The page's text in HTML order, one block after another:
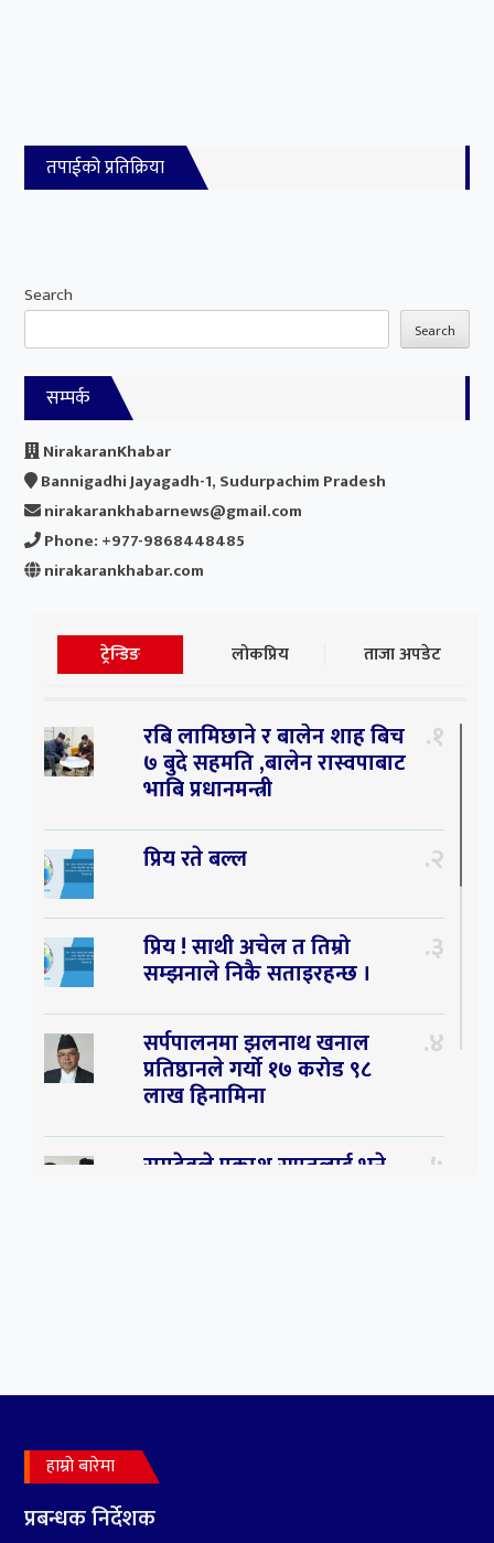
तपाईको प्रतिक्रिया
Search
Search
सम्पर्क
NirakaranKhabar
Bannigadhi Jayagadh-1, Sudurpachim Pradesh
nirakarankhabarnews@gmail.com
Phone: +977-9868448485
nirakarankhabar.com
ट्रेन्डिङ लोकप्रिय ताजा अपडेट
रबि लामिछाने र बालेन शाह बिच
७ बुदे सहमति ,बालेन रास्वपाबाट
भाबि प्रधानमन्त्री
१
प्रिय रते बल्ल २
प्रिय ! साथी अचेल त तिम्रो
सम्झनाले निकै सताइरहन्छ ।
३
सर्पपालनमा झलनाथ खनाल
प्रतिष्ठानले गर्यो १७ करोड ९८
लाख हिनामिना
४
रामदेवले प्रकाश सपुतलाई भने ५
७
हामी पनि त उडाउछौ ।
हाम्रो बारेमा
प्रबन्धक निर्देशक